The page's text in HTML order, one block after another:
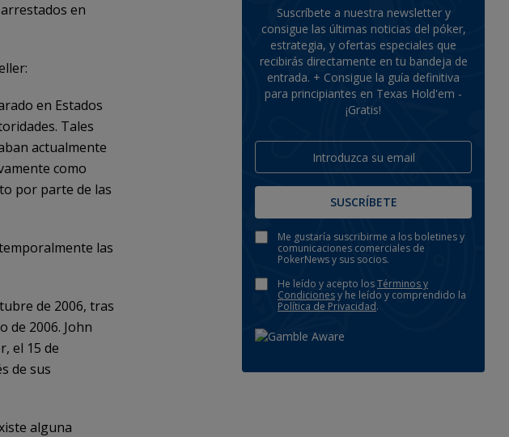
en
en Estados
Tales
actualmente
como
por parte de las
las
de 2006, tras
de 2006. John
el 15 de
de sus
alguna
Suscríbete a nuestra newsletter y
consigue las últimas noticias del póker,
estrategia, y ofertas especiales que
recibirás directamente en tu bandeja de
entrada. + Consigue la guía definitiva
para principiantes en Texas Hold'em -
¡Gratis!
SUSCRÍBETE
Me gustaría suscribirme a los boletines y
comunicaciones comerciales de
PokerNews y sus socios.
He leído y acepto losTérminos y
Condicionesy he leído y comprendido la
Política de Privacidad.